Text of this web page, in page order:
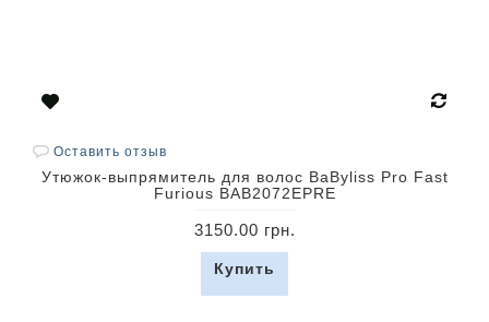
Оставить отзыв
Утюжок-выпрямитель для волос BaByliss Pro Fast
Furious BAB2072EPRE
3150.00 грн.
Купить